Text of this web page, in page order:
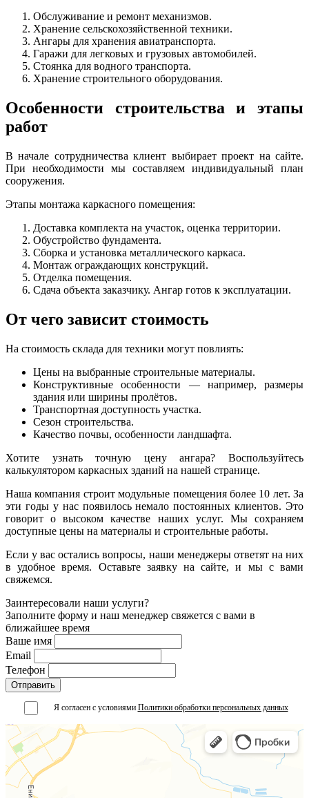
Обслуживание и ремонт механизмов.
Хранение сельскохозяйственной техники.
Ангары для хранения авиатранспорта.
Гаражи для легковых и грузовых автомобилей.
Стоянка для водного транспорта.
Хранение строительного оборудования.
Особенности строительства и этапы
работ
В начале сотрудничества клиент выбирает проект на сайте.
При необходимости мы составляем индивидуальный план
сооружения.
Этапы монтажа каркасного помещения:
Доставка комплекта на участок, оценка территории.
Обустройство фундамента.
Сборка и установка металлического каркаса.
Монтаж ограждающих конструкций.
Отделка помещения.
Сдача объекта заказчику. Ангар готов к эксплуатации.
От чего зависит стоимость
На стоимость склада для техники могут повлиять:
Цены на выбранные строительные материалы.
Конструктивные особенности — например, размеры
здания или ширины пролётов.
Транспортная доступность участка.
Сезон строительства.
Качество почвы, особенности ландшафта.
Хотите узнать точную цену ангара? Воспользуйтесь
калькулятором каркасных зданий на нашей странице.
Наша компания строит модульные помещения более 10 лет. За
эти годы у нас появилось немало постоянных клиентов. Это
говорит о высоком качестве наших услуг. Мы сохраняем
доступные цены на материалы и строительные работы.
Если у вас остались вопросы, наши менеджеры ответят на них
в удобное время. Оставьте заявку на сайте, и мы с вами
свяжемся.
Заинтересовали наши услуги?
Заполните форму и наш менеджер свяжется с вами в
ближайшее время
Ваше имя
Email
Телефон
Я согласен с условиями Политики обработки персональных данных